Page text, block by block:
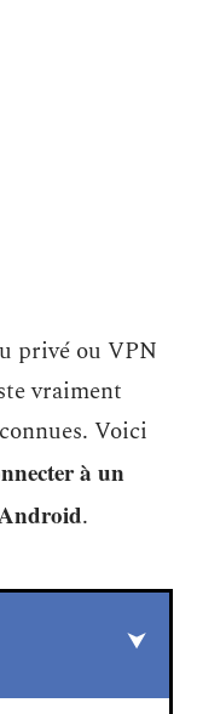
privé ou VPN
vraiment
Voici
à un
.